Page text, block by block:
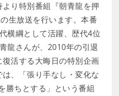
り特別番組『朝青龍を押
生放送を行います。本番
横綱として活躍、歴代4位
龍さんが、2010年の引退
活する大晦日の特別企画
、「張り手なし・変化な
勝ちとする」という番組